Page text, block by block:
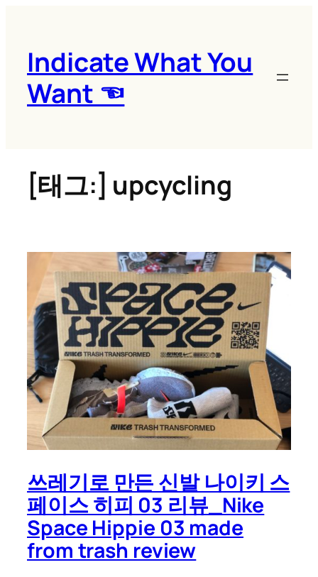
Indicate What You
Want ☜
[태그:] upcycling
쓰레기로 만든 신발 나이키 스
페이스 히피 03 리뷰_Nike
Space Hippie 03 made
from trash review